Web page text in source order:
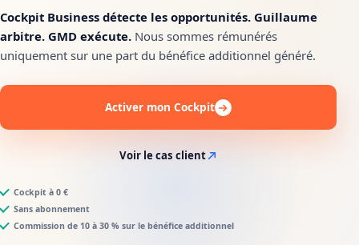
Cockpit Business détecte les opportunités. Guillaume
arbitre. GMD exécute. Nous sommes rémunérés
uniquement sur une part du bénéfice additionnel généré.
Activer mon Cockpit
Voir le cas client
Cockpit à 0 €
Sans abonnement
Commission de 10 à 30 % sur le bénéfice additionnel